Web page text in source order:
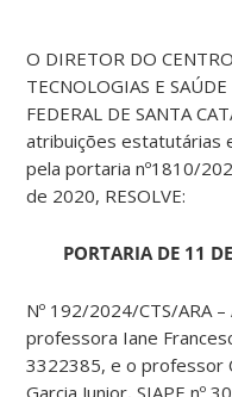
O DIRETOR DO
TECNOLOGIAS E
FEDERAL DE SANTA
atribuições estatutárias
pela portaria nº1810/
de 2020, RESOLVE:
PORTARIA DE 11
Nº 192/2024/CTS/ARA –
professora Iane
3322385, e o professor